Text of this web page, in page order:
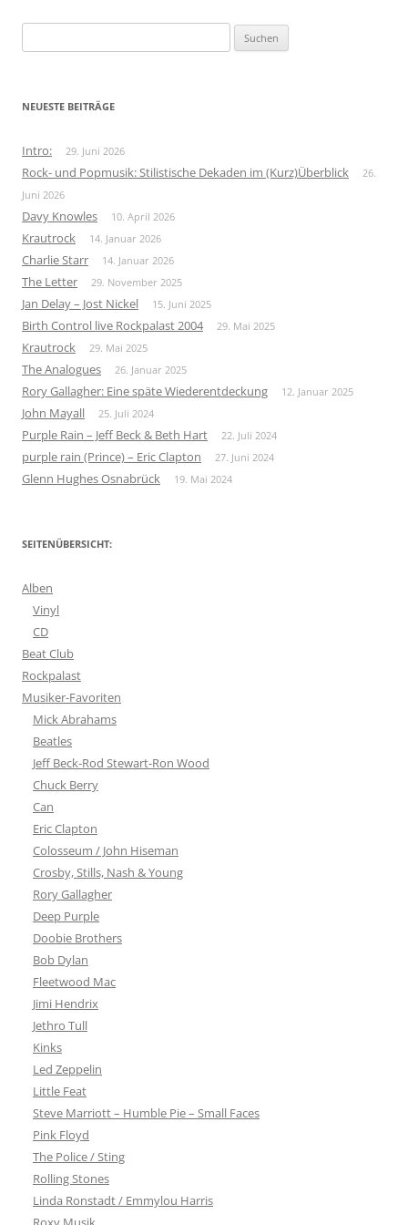
nach:
NEUESTE BEITRÄGE
Intro: 29. Juni 2026
Rock- und Popmusik: Stilistische Dekaden im (Kurz)Überblick
26.
Juni 2026
Davy Knowles 10. April 2026
Krautrock 14. Januar 2026
Charlie Starr 14. Januar 2026
The Letter 29. November 2025
Jan Delay – Jost Nickel 15. Juni 2025
Birth Control live Rockpalast 2004 29. Mai 2025
Krautrock 29. Mai 2025
The Analogues 26. Januar 2025
Rory Gallagher: Eine späte Wiederentdeckung 12. Januar 2025
John Mayall 25. Juli 2024
Purple Rain – Jeff Beck & Beth Hart 22. Juli 2024
purple rain (Prince) – Eric Clapton 27. Juni 2024
Glenn Hughes Osnabrück 19. Mai 2024
SEITENÜBERSICHT:
Alben
Vinyl
CD
Beat Club
Rockpalast
Musiker-Favoriten
Mick Abrahams
Beatles
Jeff Beck-Rod Stewart-Ron Wood
Chuck Berry
Can
Eric Clapton
Colosseum / John Hiseman
Crosby, Stills, Nash & Young
Rory Gallagher
Deep Purple
Doobie Brothers
Bob Dylan
Fleetwood Mac
Jimi Hendrix
Jethro Tull
Kinks
Led Zeppelin
Little Feat
Steve Marriott – Humble Pie – Small Faces
Pink Floyd
The Police / Sting
Rolling Stones
Linda Ronstadt / Emmylou Harris